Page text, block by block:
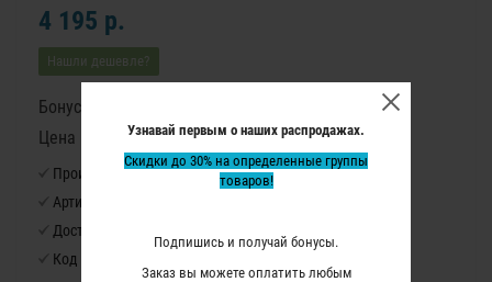
Узнавай первым о наших распродажах.
Скидки до 30% на определенные группы
товаров!
Подпишись и получай бонусы.
Заказ вы можете оплатить любым
4 195 р.
Нашли дешевле?
Бонусные баллы: 51
Цена в бонусных баллах: 3430
Производитель: Virutex
Артикул:
Доступность:
Код товара: